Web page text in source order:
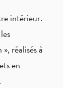
intérieur.
réalisés à
en